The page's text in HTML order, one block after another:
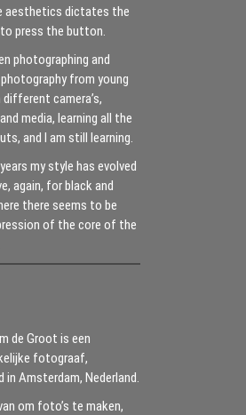
aesthetics dictates the
press the button.
photographing and
from young
camera’s,
media, learning all the
and I am still learning.
my style has evolved
again, for black and
there seems to be
of the core of the
de Groot is een
fotograaf,
in Amsterdam, Nederland.
om foto’s te maken,